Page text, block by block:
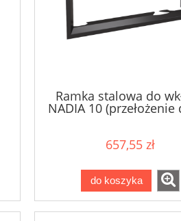
Ramka stalowa do
NADIA 10 (przełożenie
657,55 zł
do koszyka